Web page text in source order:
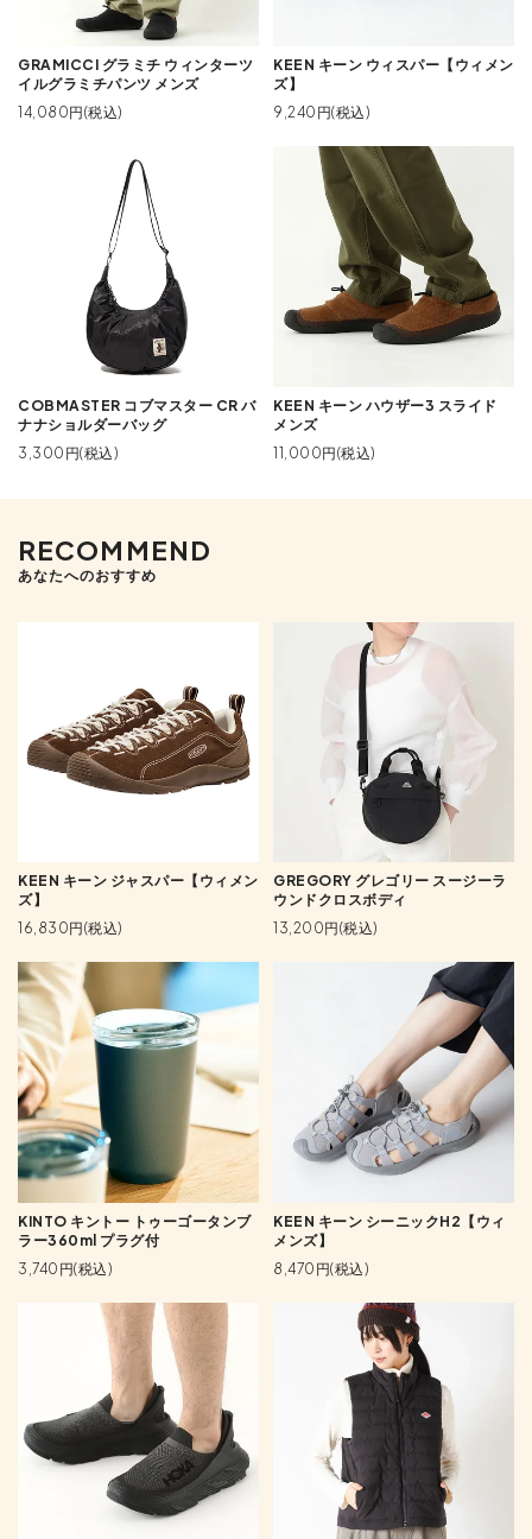
GRAMICCI グラミチ ウィンターツ
イルグラミチパンツ メンズ
14,080円(税込)
KEEN キーン ウィスパー【ウィメン
ズ】
9,240円(税込)
COBMASTER コブマスター CR バ
ナナショルダーバッグ
3,300円(税込)
KEEN キーン ハウザー3 スライド
メンズ
11,000円(税込)
RECOMMEND
あなたへのおすすめ
KEEN キーン ジャスパー【ウィメン
ズ】
16,830円(税込)
GREGORY グレゴリー スージーラ
ウンドクロスボディ
13,200円(税込)
KINTO キントー トゥーゴータンブ
ラー360ml プラグ付
3,740円(税込)
KEEN キーン シーニックH2【ウィ
メンズ】
8,470円(税込)